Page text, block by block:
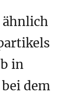
ähnlich
in
dem